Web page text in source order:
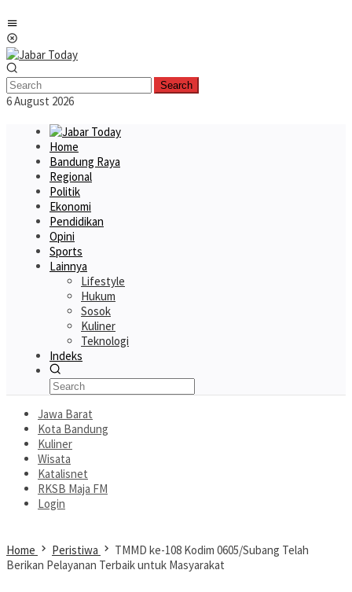
to
content
Search
6 August 2026
Home
Bandung Raya
Regional
Politik
Ekonomi
Pendidikan
Opini
Sports
Lainnya
Lifestyle
Hukum
Sosok
Kuliner
Teknologi
Indeks
Jawa Barat
Kota Bandung
Kuliner
Wisata
Katalisnet
RKSB Maja FM
Login
Home Peristiwa
TMMD ke-108 Kodim 0605/Subang Telah
Berikan Pelayanan Terbaik untuk Masyarakat